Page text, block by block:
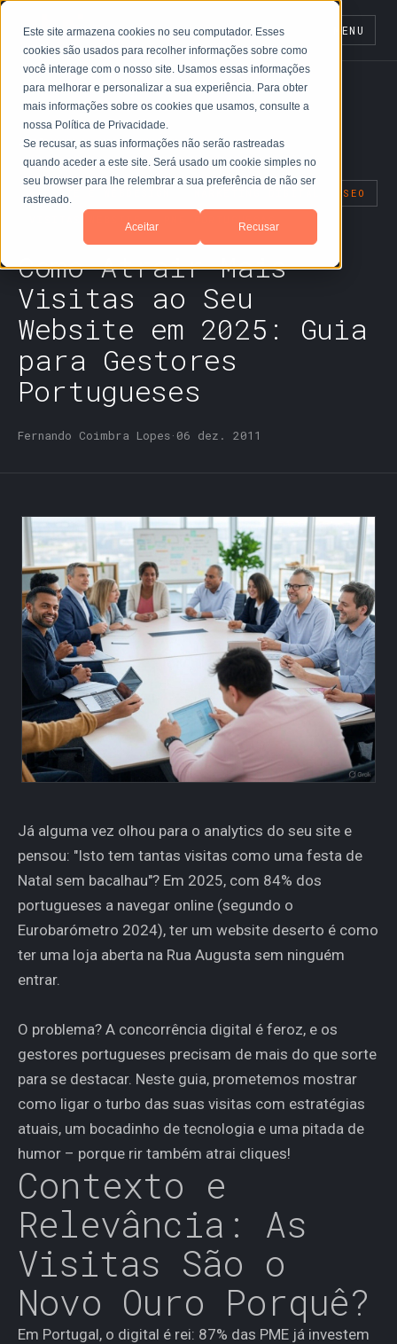
Este site armazena cookies no seu computador. Esses
cookies são usados para recolher informações sobre como
você interage com o nosso site. Usamos essas informações
para melhorar e personalizar a sua experiência. Para obter
mais informações sobre os cookies que usamos, consulte a
nossa Política de Privacidade.
Se recusar, as suas informações não serão rastreadas
quando aceder a este site. Será usado um cookie simples no
seu browser para lhe relembrar a sua preferência de não ser
rastreado.
Aceitar Recusar
MENU
← Blog
WEBSITE E WEBDESIGN
SEO
VISITAS WEBSITE
PME PORTUGUESAS
Como Atrair Mais
Visitas ao Seu
Website em 2025: Guia
para Gestores
Portugueses
Fernando Coimbra Lopes· 06 dez. 2011
Já alguma vez olhou para o analytics do seu site e
pensou: "Isto tem tantas visitas como uma festa de
Natal sem bacalhau"? Em 2025, com 84% dos
portugueses a navegar online (segundo o
Eurobarómetro 2024), ter um website deserto é como
ter uma loja aberta na Rua Augusta sem ninguém
entrar.
O problema? A concorrência digital é feroz, e os
gestores portugueses precisam de mais do que sorte
para se destacar. Neste guia, prometemos mostrar
como ligar o turbo das suas visitas com estratégias
atuais, um bocadinho de tecnologia e uma pitada de
humor – porque rir também atrai cliques!
Contexto e
Relevância: As
Visitas São o
Novo Ouro Porquê?
Em Portugal, o digital é rei: 87% das PME já investem